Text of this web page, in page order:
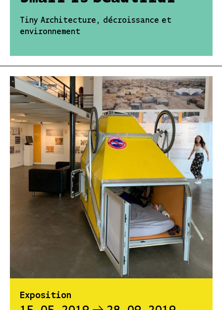
Tiny Architecture, décroissance et
environnement
Exposition